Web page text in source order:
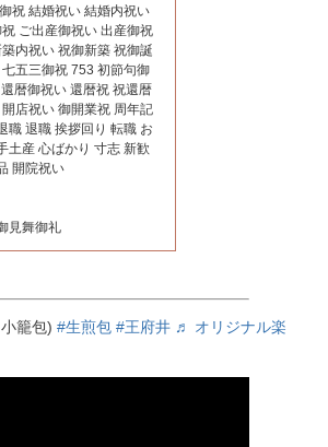
祝 結婚祝い 結婚内祝い
ご出産御祝い 出産御祝
内祝い 祝御新築 祝御誕
五三御祝 753 初節句御
暦御祝い 還暦祝 祝還暦
店祝い 御開業祝 周年記
職 退職 挨拶回り 転職 お
土産 心ばかり 寸志 新歓
開院祝い
見舞御礼
籠包) #生煎包 #王府井 ♬ オリジナル楽